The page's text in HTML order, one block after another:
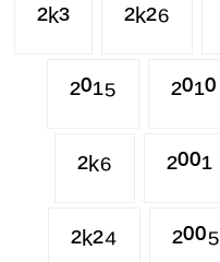
²ᵏ³ ²ᵏ²⁶
²⁰¹⁵ ²⁰¹⁰
²ᵏ⁶ ²⁰⁰¹
²ᵏ²⁴ ²⁰⁰⁵